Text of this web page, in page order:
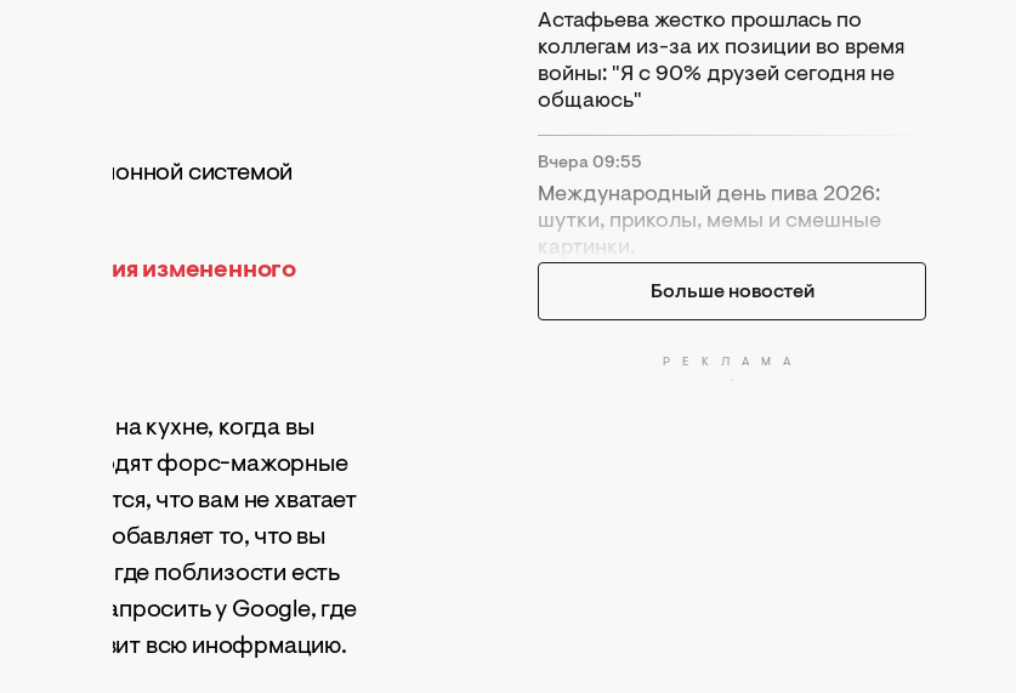
с операционной системой
история измененного
карты на кухне, когда вы
происходят форс-мажорные
что вам не хватает
в масло добавляет то, что вы
знаете, где поблизости есть
можете запросить у Google, где
предоставит всю инофрмацию.
Астафьева жестко прошлась по
коллегам из-за их позиции во время
войны: "Я с 90% друзей сегодня не
общаюсь"
Вчера 09:55
Международный день пива 2026:
шутки, приколы, мемы и смешные
картинки.
Больше новостей